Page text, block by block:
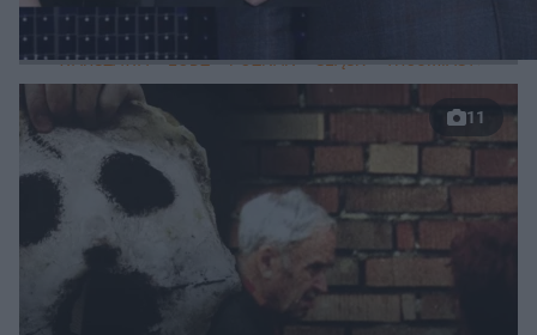
LOKALNE
WARSZAWA ŁÓDŹ POZNAŃ ŚLĄSK TRÓJMIASTO
11